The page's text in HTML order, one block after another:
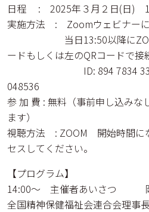
日程 : 2025年３月２日(日)
実施方法 : Zoomウェビナーに
当日13:50以降にZOOM
ードもしくは左のQRコードで接
ID: 894 7834 3397
048536
参 加 費 : 無料（事前申し込みな
ます）
視聴方法 : ZOOM 開始時間に
セスしてください。
【プログラム】
14:00～ 主催者あいさつ 岡
全国精神保健福祉会連合会理事長